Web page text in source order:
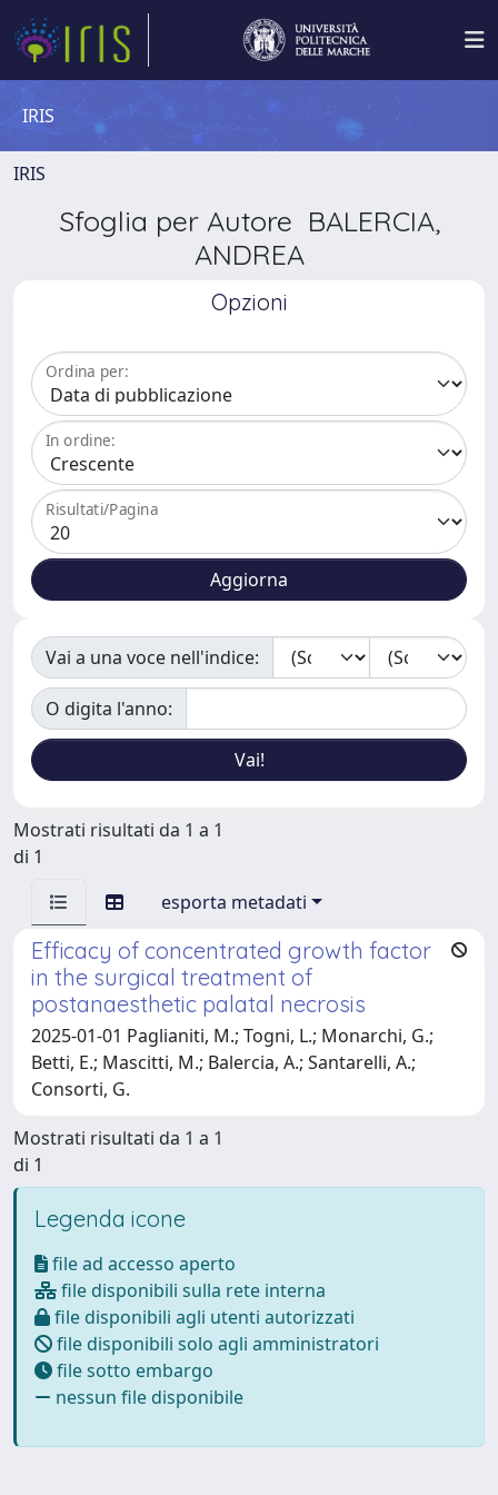
IRIS
IRIS
Sfoglia per Autore BALERCIA,
ANDREA
Opzioni
Ordina per:
In ordine:
Risultati/Pagina
Vai a una voce nell'indice:
O digita l'anno:
Mostrati risultati da 1 a 1
di 1
esporta metadati
Efficacy of concentrated growth factor
in the surgical treatment of
postanaesthetic palatal necrosis
2025-01-01 Paglianiti, M.; Togni, L.; Monarchi, G.;
Betti, E.; Mascitti, M.; Balercia, A.; Santarelli, A.;
Consorti, G.
Mostrati risultati da 1 a 1
di 1
Legenda icone
file ad accesso aperto
file disponibili sulla rete interna
file disponibili agli utenti autorizzati
file disponibili solo agli amministratori
file sotto embargo
nessun file disponibile